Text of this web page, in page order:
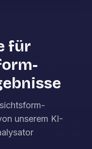
für
unserem KI-